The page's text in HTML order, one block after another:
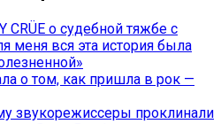
CRÜE о судебной тяжбе с
меня вся эта история была
о том, как пришла в рок —
звукорежиссеры проклинали